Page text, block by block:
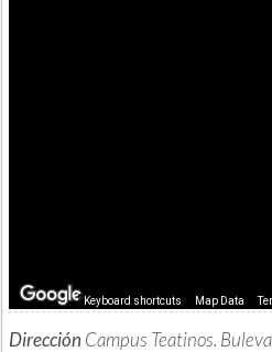
Keyboard shortcuts Map Data
Dirección Campus Teatinos.